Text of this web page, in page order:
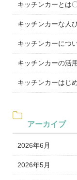
キッチンカーとは
キッチンカーな人
キッチンカーにつ
キッチンカーの活
キッチンカーはじ
アーカイブ
2026年6月
2026年5月